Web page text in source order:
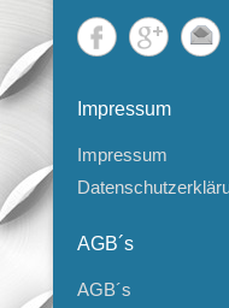
Impressum
Impressum
AGB´s
AGB´s